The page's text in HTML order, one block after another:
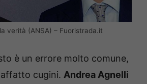
verità (ANSA) – Fuoristrada.it
è un errore molto comune,
cugini. Andrea Agnelli